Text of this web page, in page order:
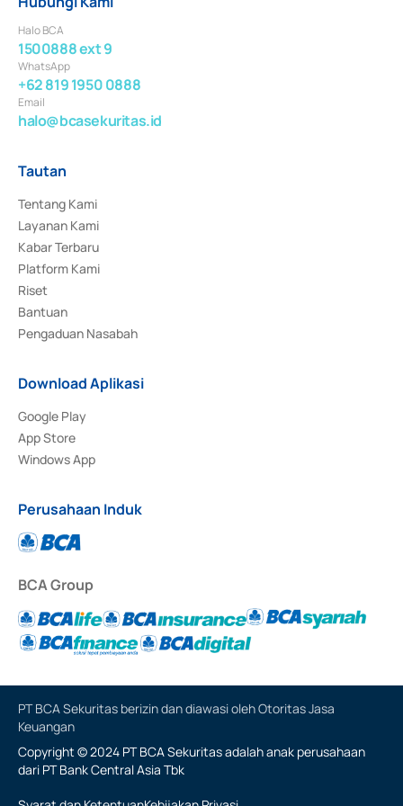
Halo BCA
1500888 ext 9
WhatsApp
+62 819 1950 0888
Email
halo@bcasekuritas.id
Tautan
Tentang Kami
Layanan Kami
Kabar Terbaru
Platform Kami
Riset
Bantuan
Pengaduan Nasabah
Download Aplikasi
Google Play
App Store
Windows App
Perusahaan Induk
BCA Group
PT BCA Sekuritas berizin dan diawasi oleh Otoritas Jasa
Keuangan
Copyright © 2024 PT BCA Sekuritas adalah anak perusahaan
dari PT Bank Central Asia Tbk